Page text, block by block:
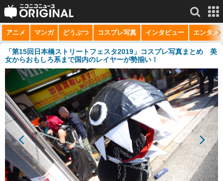
サービス一覧 もっと見る
niconico
動画
生放送
ニュース
チャンネル
マンガ
ニコニコQ
アニメ マンガ どうぶつ コスプレ写真 インタビュー エンタメ
「第15回日本橋ストリートフェスタ2019」コスプレ写真まとめ 美
女からおもしろ系まで国内のレイヤーが勢揃い！